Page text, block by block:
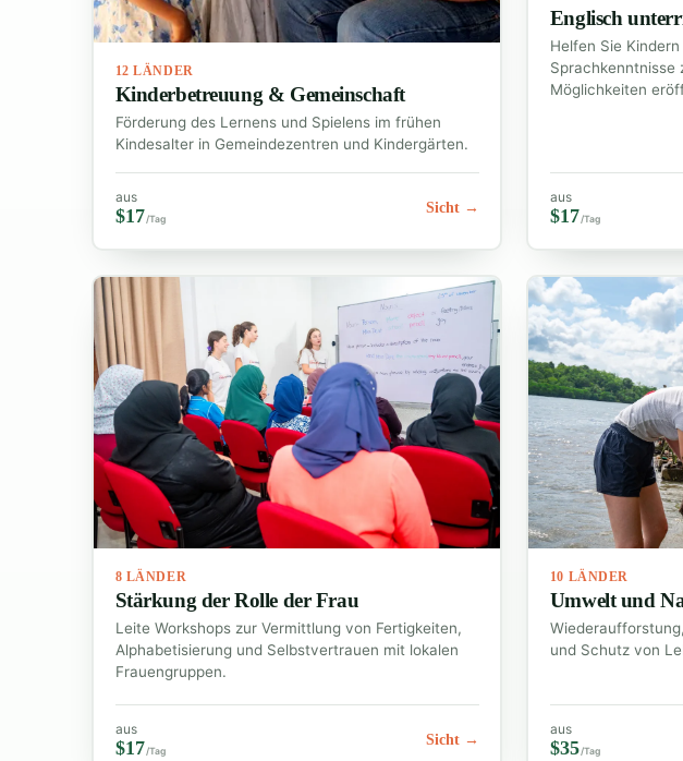
12 LÄNDER
Kinderbetreuung & Gemeinschaft
Förderung des Lernens und Spielens im frühen
Kindesalter in Gemeindezentren und Kindergärten.
aus
$17/Tag
Sicht →
Englisch
Helfen Sie
Sprachkenntnisse
Möglichkeiten
aus
$17/Tag
8 LÄNDER
Stärkung der Rolle der Frau
Leite Workshops zur Vermittlung von Fertigkeiten,
Alphabetisierung und Selbstvertrauen mit lokalen
Frauengruppen.
aus
$17/Tag
Sicht →
10 LÄNDER
Umwelt und
und Schutz von
aus
$35/Tag